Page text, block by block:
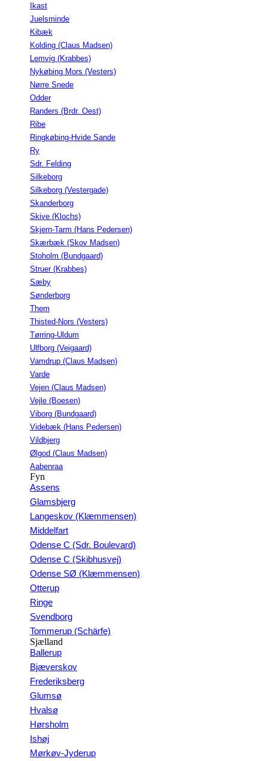
Ikast
Juelsminde
Kibæk
Kolding (Claus Madsen)
Lemvig (Krabbes)
Nykøbing Mors (Vesters)
Nørre Snede
Odder
Randers (Brdr. Oest)
Ribe
Ringkøbing-Hvide Sande
Ry
Sdr. Felding
Silkeborg
Silkeborg (Vestergade)
Skanderborg
Skive (Klochs)
Skjern-Tarm (Hans Pedersen)
Skærbæk (Skov Madsen)
Stoholm (Bundgaard)
Struer (Krabbes)
Sæby
Sønderborg
Them
Thisted-Nors (Vesters)
Tørring-Uldum
Ulfborg (Veigaard)
Vamdrup (Claus Madsen)
Varde
Vejen (Claus Madsen)
Vejle (Boesen)
Viborg (Bundgaard)
Videbæk (Hans Pedersen)
Vildbjerg
Ølgod (Claus Madsen)
Aabenraa
Fyn
Assens
Glamsbjerg
Langeskov (Klæmmensen)
Middelfart
Odense C (Sdr. Boulevard)
Odense C (Skibhusvej)
Odense SØ (Klæmmensen)
Otterup
Ringe
Svendborg
Tommerup (Schärfe)
Sjælland
Ballerup
Bjæverskov
Frederiksberg
Glumsø
Hvalsø
Hørsholm
Ishøj
Mørkøv-Jyderup